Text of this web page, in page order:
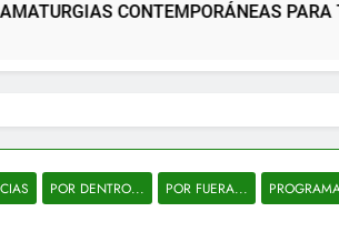
PARA TÍTERES Y TEATRO
POR DENTRO... POR FUERA...